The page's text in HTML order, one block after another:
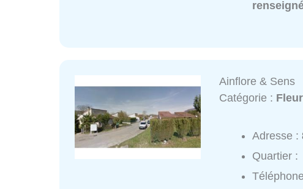
Ainflore & Sens
Catégorie :
Adresse :
Quartier :